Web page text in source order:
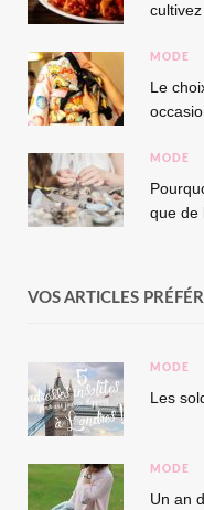
MODE
Le
MODE
que de
VOS ARTICLES
MODE
Les
MODE
Un an